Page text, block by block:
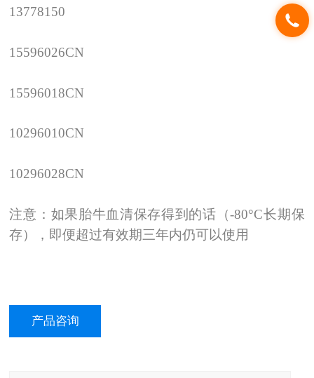
13778150
15596026CN
15596018CN
10296010CN
10296028CN
注意：如果胎牛血清保存得到的话（-80°C长期保
存），即便超过有效期三年内仍可以使用
产品咨询